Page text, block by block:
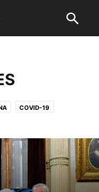
COVID-19
INNOVACIÓN
MUNDO CORMILLOT
PLAN SEMANAL
CATEGORÍA